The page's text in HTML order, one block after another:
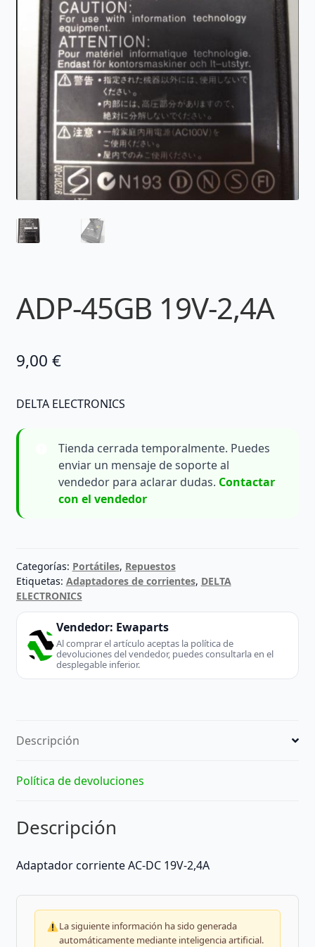
ADP-45GB 19V-2,4A
9,00 €
DELTA ELECTRONICS
Tienda cerrada temporalmente. Puedes
enviar un mensaje de soporte al
vendedor para aclarar dudas. Contactar
con el vendedor
Categorías: Portátiles, Repuestos
Etiquetas: Adaptadores de corrientes, DELTA
ELECTRONICS
Vendedor: Ewaparts
Al comprar el artículo aceptas la política de
devoluciones del vendedor, puedes consultarla en el
desplegable inferior.
Descripción
Política de devoluciones
Descripción
Adaptador corriente AC-DC 19V-2,4A
La siguiente información ha sido generada
automáticamente mediante inteligencia artificial.